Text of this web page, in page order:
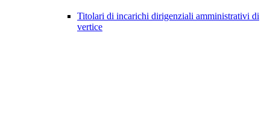
Titolari di incarichi dirigenziali amministrativi di
vertice